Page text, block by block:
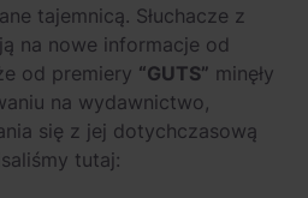
tajemnicą. Słuchacze z
na nowe informacje od
od premiery “GUTS” minęły
na wydawnictwo,
się z jej dotychczasową
tutaj: